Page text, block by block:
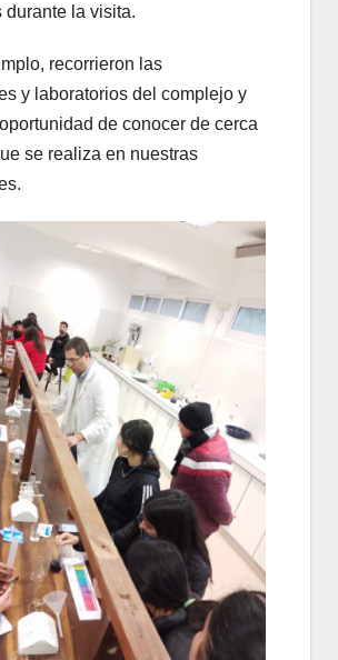
durante la visita.
recorrieron las
y laboratorios del complejo y
de conocer de cerca
se realiza en nuestras